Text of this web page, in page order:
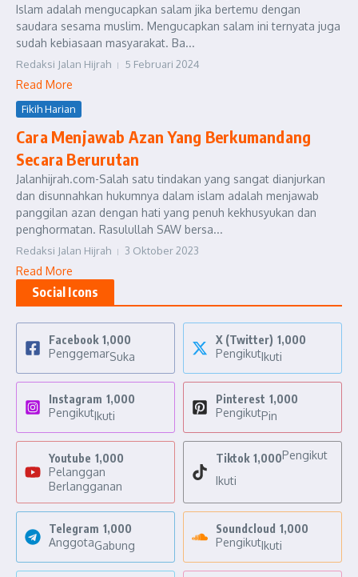
Islam adalah mengucapkan salam jika bertemu dengan
saudara sesama muslim. Mengucapkan salam ini ternyata juga
sudah kebiasaan masyarakat. Ba...
Redaksi Jalan Hijrah 5 Februari 2024
Read More
Fikih Harian
Cara Menjawab Azan Yang Berkumandang
Secara Berurutan
Jalanhijrah.com-Salah satu tindakan yang sangat dianjurkan
dan disunnahkan hukumnya dalam islam adalah menjawab
panggilan azan dengan hati yang penuh kekhusyukan dan
penghormatan. Rasulullah SAW bersa...
Redaksi Jalan Hijrah 3 Oktober 2023
Read More
Social Icons
Facebook 1,000
PenggemarSuka
X (Twitter) 1,000
PengikutIkuti
Instagram 1,000
PengikutIkuti
Pinterest 1,000
PengikutPin
Youtube 1,000
Pelanggan
Berlangganan
Tiktok 1,000Pengikut
Ikuti
Telegram 1,000
AnggotaGabung
Soundcloud 1,000
PengikutIkuti